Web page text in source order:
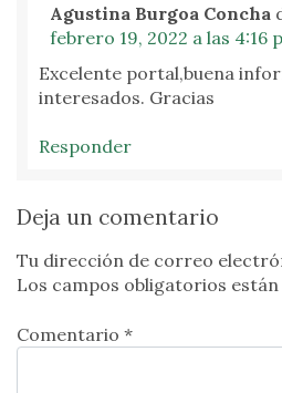
Agustina Burgoa Concha
febrero 19, 2022 a las 4:16
Excelente portal,buena
interesados. Gracias
Responder
Deja un comentario
Tu dirección de correo
Los campos obligatorios
Comentario *